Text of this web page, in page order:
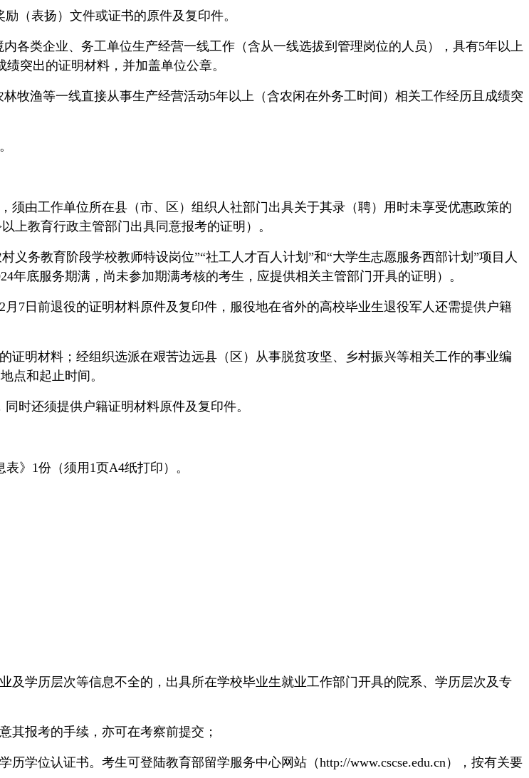
（表扬）文件或证书的原件及复印件。
各类企业、务工单位生产经营一线工作（含从一线选拔到管理岗位的人员），具有5年以上
突出的证明材料，并加盖单位公章。
牧渔等一线直接从事生产经营活动5年以上（含农闲在外务工时间）相关工作经历且成绩突
须由工作单位所在县（市、区）组织人社部门出具关于其录（聘）用时未享受优惠政策的
上教育行政主管部门出具同意报考的证明）。
义务教育阶段学校教师特设岗位”“社工人才百人计划”和“大学生志愿服务西部计划”项目人
4年底服务期满，尚未参加期满考核的考生，应提供相关主管部门开具的证明）。
月7日前退役的证明材料原件及复印件，服役地在省外的高校毕业生退役军人还需提供户籍
证明材料；经组织选派在艰苦边远县（区）从事脱贫攻坚、乡村振兴等相关工作的事业编
点和起止时间。
时还须提供户籍证明材料原件及复印件。
》1份（须用1页A4纸打印）。
及学历层次等信息不全的，出具所在学校毕业生就业工作部门开具的院系、学历层次及专
其报考的手续，亦可在考察前提交；
历学位认证书。考生可登陆教育部留学服务中心网站（http://www.cscse.edu.cn），按有关要